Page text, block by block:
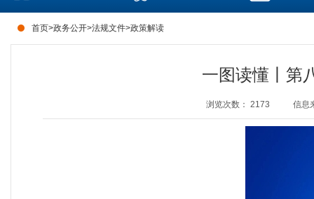
首页>政务公开>法规文件>政策解读
一图读懂丨第
浏览次数： 2173 信息